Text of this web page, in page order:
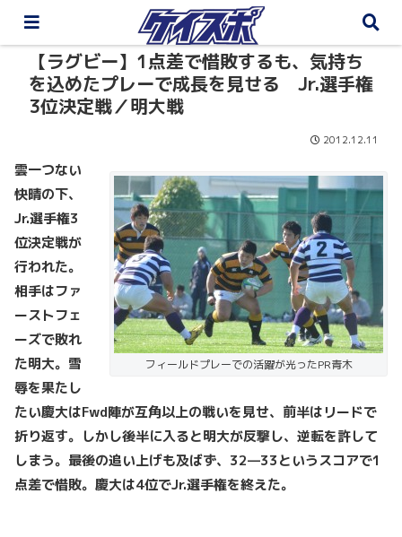
【ラグビー】1点差で惜敗するも、気持ち
を込めたプレーで成長を見せる Jr.選手権
3位決定戦／明大戦
2012.12.11
フィールドプレーでの活躍が光ったPR青木
雲一つない
快晴の下、
Jr.選手権3
位決定戦が
行われた。
相手はファ
ーストフェ
ーズで敗れ
た明大。雪
辱を果たし
たい慶大はFwd陣が互角以上の戦いを見せ、前半はリードで
折り返す。しかし後半に入ると明大が反撃し、逆転を許して
しまう。最後の追い上げも及ばず、32—33というスコアで1
点差で惜敗。慶大は4位でJr.選手権を終えた。